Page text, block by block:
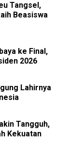
Tangsel,
Beasiswa
ke Final,
2026
Lahirnya
Tangguh,
Kekuatan